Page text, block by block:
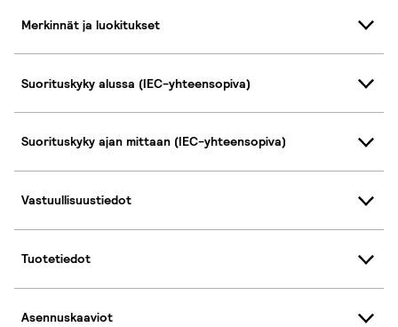
Merkinnät ja luokitukset
Suorituskyky alussa (IEC-yhteensopiva)
Suorituskyky ajan mittaan (IEC-yhteensopiva)
Vastuullisuustiedot
Tuotetiedot
Asennuskaaviot